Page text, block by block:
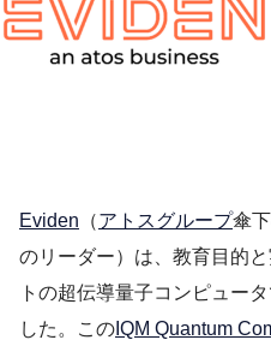
Eviden （アトスグループ傘
のリーダー）は、教育目的
トの超伝導量子コンピュー
した。この IQM Quantum